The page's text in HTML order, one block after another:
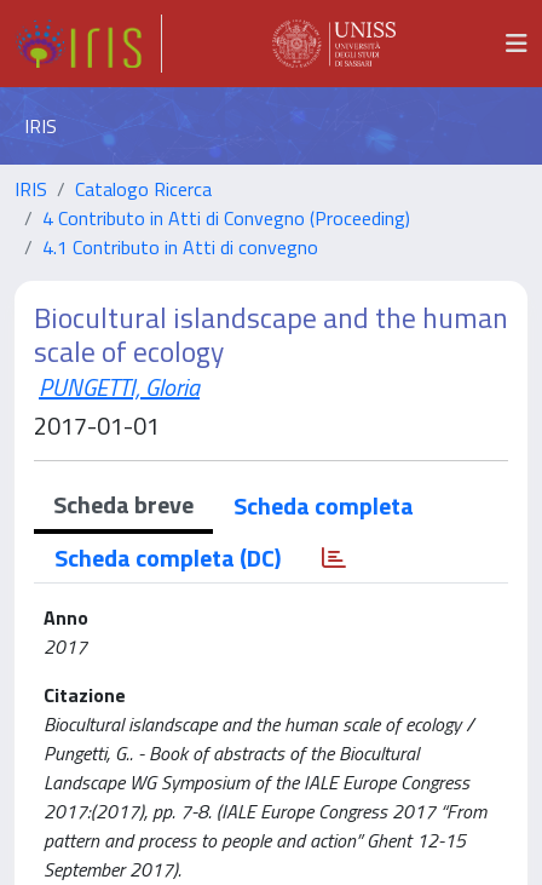
IRIS
IRIS
Catalogo Ricerca
4 Contributo in Atti di Convegno (Proceeding)
4.1 Contributo in Atti di convegno
Biocultural islandscape and the human
scale of ecology
PUNGETTI, Gloria
2017-01-01
Scheda breve
Scheda completa
Scheda completa (DC)
Anno
2017
Citazione
Biocultural islandscape and the human scale of ecology /
Pungetti, G.. - Book of abstracts of the Biocultural
Landscape WG Symposium of the IALE Europe Congress
2017:(2017), pp. 7-8. (IALE Europe Congress 2017 “From
pattern and process to people and action” Ghent 12-15
September 2017).